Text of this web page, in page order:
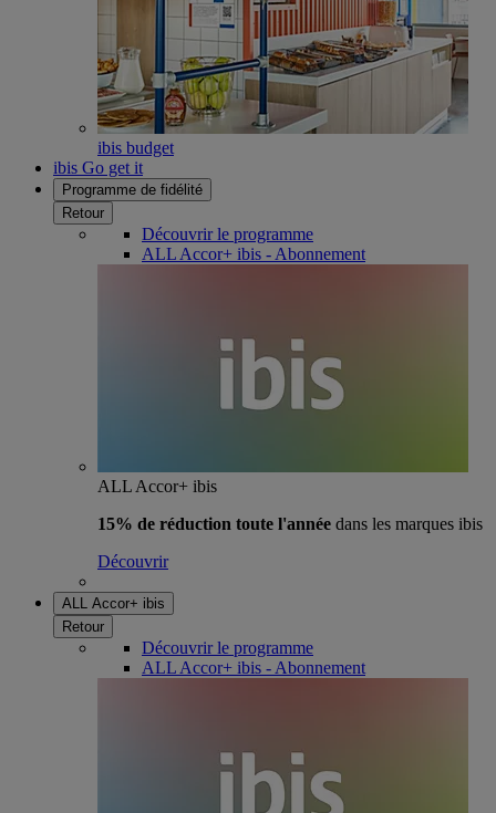
ibis budget
ibis Go get it
Programme de fidélité
Retour
Découvrir le programme
ALL Accor+ ibis - Abonnement
ALL Accor+ ibis
15% de réduction toute l'année dans les marques ibis
Découvrir
ALL Accor+ ibis
Retour
Découvrir le programme
ALL Accor+ ibis - Abonnement